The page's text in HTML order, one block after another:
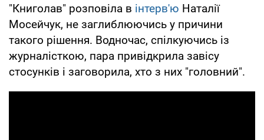
"Книголав" розповіла в інтерв'ю Наталії
Мосейчук, не заглиблюючись у причини
такого рішення. Водночас, спілкуючись із
журналісткою, пара привідкрила завісу
стосунків і заговорила, хто з них "головний".